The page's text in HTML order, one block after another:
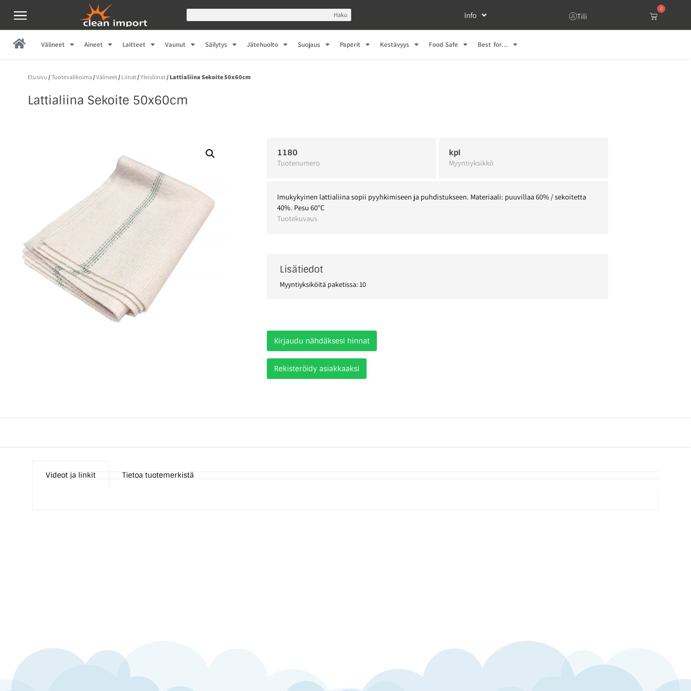
Haku Info Tili
0
Välineet Aineet Laitteet Vaunut Säilytys Jätehuolto Suojaus Paperit Kestävyys Food Safe Best for…
Etusivu /Tuotevalikoima/Välineet/ Liinat/Yleisliinat/ Lattialiina Sekoite 50x60cm
Lattialiina Sekoite 50x60cm
1180
Tuotenumero
kpl
Myyntiyksikkö
Imukykyinen lattialiina sopii pyyhkimiseen ja puhdistukseen. Materiaali: puuvillaa 60% / sekoitetta
40%. Pesu 60°C
Tuotekuvaus
Lisätiedot
Myyntiyksiköitä paketissa: 10
Kirjaudu nähdäksesi hinnat
Rekisteröidy asiakkaaksi
Videot ja linkit Tietoa tuotemerkistä